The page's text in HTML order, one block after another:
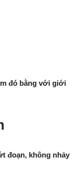
đó bằng với giới
đoạn, không nhảy